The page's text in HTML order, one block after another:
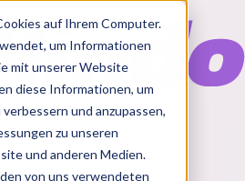
auf Ihrem Computer.
um Informationen
mit unserer Website
diese Informationen, um
und anzupassen,
zu unseren
und anderen Medien.
von uns verwendeten
CodesPakete